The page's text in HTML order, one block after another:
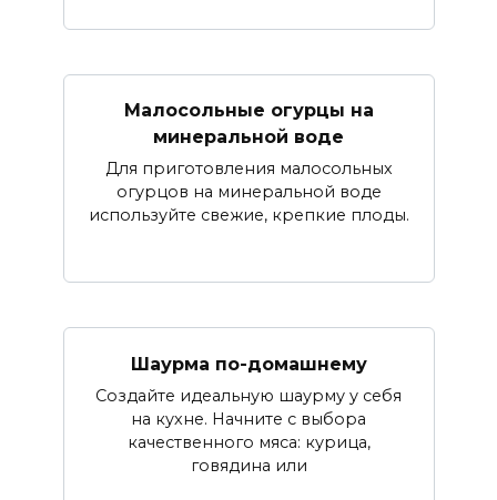
Малосольные огурцы на
минеральной воде
Для приготовления малосольных
огурцов на минеральной воде
используйте свежие, крепкие плоды.
Шаурма по-домашнему
Создайте идеальную шаурму у себя
на кухне. Начните с выбора
качественного мяса: курица,
говядина или